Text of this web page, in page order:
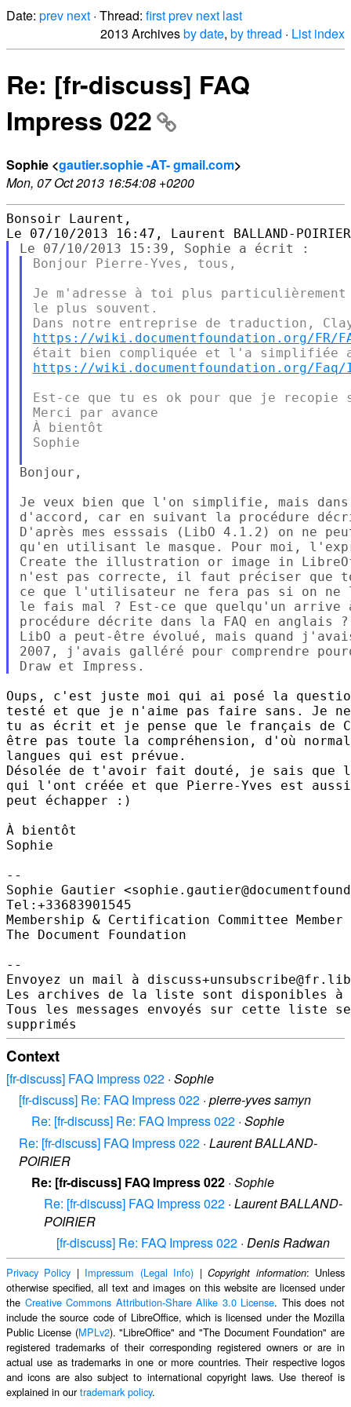
Date: prev next · Thread: firstprev next last
2013 Archivesby date, by thread · List index
Re: [fr-discuss] FAQ
Impress 022
Sophie <gautier.sophie -AT- gmail.com>
Mon, 07 Oct 2013 16:54:08 +0200
Bonsoir Laurent,
Bonjour Pierre-Yves, tous,
Je m'adresse à toi plus particulièrement
le plus souvent.
https://wiki.documentfoundation.org/FR/
https://wiki.documentfoundation.org/Faq/
Est-ce que tu es ok pour que je recopie
Merci par avance
À bientôt
Sophie
Bonjour,
Je veux bien que l'on simplifie, mais
d'accord, car en suivant la procédure
D'après mes esssais (LibO 4.1.2) on ne
qu'en utilisant le masque. Pour moi,
Create the illustration or image in
n'est pas correcte, il faut préciser que
ce que l'utilisateur ne fera pas si on ne
le fais mal ? Est-ce que quelqu'un
procédure décrite dans la FAQ en anglais ?
LibO a peut-être évolué, mais quand
2007, j'avais galléré pour comprendre
Oups, c'est juste moi qui ai posé la
testé et que je n'aime pas faire sans. Je ne
tu as écrit et je pense que le français de
être pas toute la compréhension, d'où
langues qui est prévue.
Désolée de t'avoir fait douté, je sais que la
qui l'ont créée et que Pierre-Yves est
peut échapper :)
À bientôt
Sophie
--
Sophie Gautier
Tel:+33683901545
Membership & Certification Committee
The Document Foundation
--
Envoyez un mail à
Les archives de la liste sont disponibles à
Tous les messages envoyés sur cette liste
Context
[fr-discuss] FAQ Impress 022 · Sophie
[fr-discuss] Re: FAQ Impress 022 · pierre-yves samyn
Re: [fr-discuss] Re: FAQ Impress 022 · Sophie
Re: [fr-discuss] FAQ Impress 022 · Laurent BALLAND-
POIRIER
Re: [fr-discuss] FAQ Impress 022 · Sophie
Re: [fr-discuss] FAQ Impress 022 · Laurent BALLAND-
POIRIER
[fr-discuss] Re: FAQ Impress 022 · Denis Radwan
Privacy Policy | Impressum (Legal Info) |Copyright information: Unless
otherwise specified, all text and images on this website are licensed under
the Creative Commons Attribution-Share Alike 3.0 License. This does not
include the source code of LibreOffice, which is licensed under the Mozilla
Public License (MPLv2). "LibreOffice" and "The Document Foundation" are
registered trademarks of their corresponding registered owners or are in
actual use as trademarks in one or more countries. Their respective logos
and icons are also subject to international copyright laws. Use thereof is
explained in ourtrademark policy.